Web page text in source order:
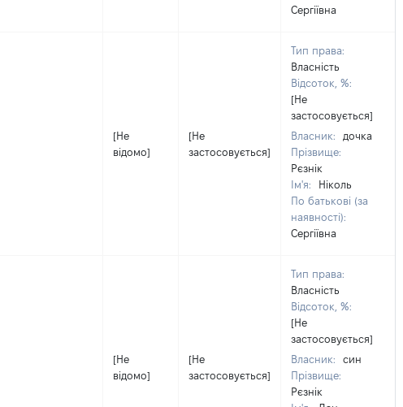
Сергіївна
[Не
відомо]
[Не
застосовується]
Тип права:
Власність
Відсоток, %:
[Не
застосовується]
Власник:
дочка
Прізвище:
Рєзнік
Ім'я:
Ніколь
По батькові (за
наявності):
Сергіївна
[Не
відомо]
[Не
застосовується]
Тип права:
Власність
Відсоток, %:
[Не
застосовується]
Власник:
син
Прізвище:
Рєзнік